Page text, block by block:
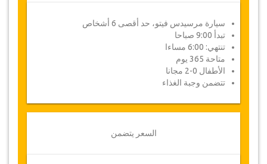
يعبر جسر جالاتا القرن الذهبي في إمينونو ومدخل
مضيق البوسفور وينفتح على بحر مرمرة.
جسر جالاتا:
الذهبي في اسطنبول، تركيا. ورد الجسر في الأدب
والشعر والروايات.
الإشعار في الوقت المناسب. يرجى الاتصال بنا
سيارة مرسيدس فيتو، حد أقصى 6 أشخاص
تبدأ 9:00 صباحا
تنتهي: 6:00 مساءا
متاحة 365 يوم
الأطفال 0-2 مجانا
تتضمن وجبة الغذاء
السعر يتضمن